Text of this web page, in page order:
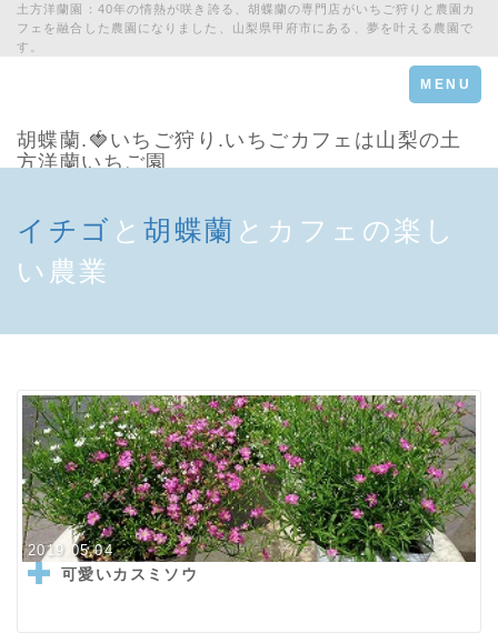
土方洋蘭園：40年の情熱が咲き誇る、胡蝶蘭の専門店がいちご狩りと農園カ
フェを融合した農園になりました、山梨県甲府市にある、夢を叶える農園で
す。
Toggle
navigation
MENU
胡蝶蘭.🍓いちご狩り.いちごカフェは山梨の土
方洋蘭いちご園
イチゴ と 胡蝶蘭 とカフェの楽し
い農業
2019.05.04
可愛いカスミソウ